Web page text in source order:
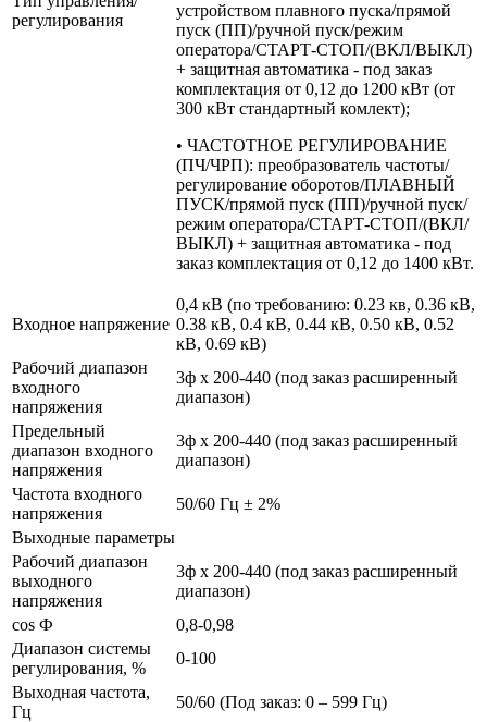
регулирования
устройством плавного пуска/прямой
пуск (ПП)/ручной пуск/режим
оператора/СТАРТ-СТОП/(ВКЛ/ВЫКЛ)
+ защитная автоматика - под заказ
комплектация от 0,12 до 1200 кВт (от
300 кВт стандартный комлект);
• ЧАСТОТНОЕ РЕГУЛИРОВАНИЕ
(ПЧ/ЧРП): преобразователь частоты/
регулирование оборотов/ПЛАВНЫЙ
ПУСК/прямой пуск (ПП)/ручной пуск/
режим оператора/СТАРТ-СТОП/(ВКЛ/
ВЫКЛ) + защитная автоматика - под
заказ комплектация от 0,12 до 1400 кВт.
Входное напряжение
0,4 кВ (по требованию: 0.23 кв, 0.36 кВ,
0.38 кВ, 0.4 кВ, 0.44 кВ, 0.50 кВ, 0.52
кВ, 0.69 кВ)
Рабочий диапазон
входного
напряжения
3ф х 200-440 (под заказ расширенный
диапазон)
Предельный
диапазон входного
напряжения
3ф х 200-440 (под заказ расширенный
диапазон)
Частота входного
напряжения
50/60 Гц ± 2%
Выходные параметры
Рабочий диапазон
выходного
напряжения
3ф х 200-440 (под заказ расширенный
диапазон)
cos Ф
0,8-0,98
Диапазон системы
регулирования, %
0-100
Выходная частота,
Гц
50/60 (Под заказ: 0 – 599 Гц)